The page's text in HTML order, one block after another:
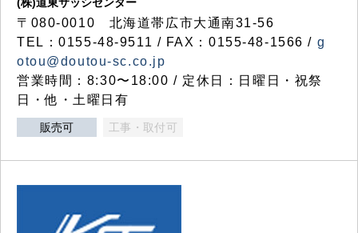
〒080-0010 北海道帯広市大通南31-56
TEL：0155-48-9511 / FAX：0155-48-1566 / g
otou@doutou-sc.co.jp
営業時間：8:30〜18:00 / 定休日：日曜日・祝祭
日・他・土曜日有
販売可 工事・取付可